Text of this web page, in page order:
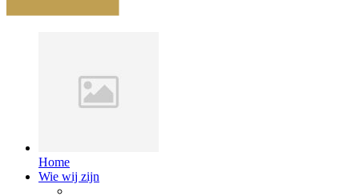
Home
Wie wij zijn